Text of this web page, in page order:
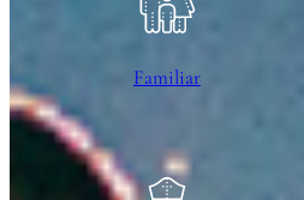
Familiar